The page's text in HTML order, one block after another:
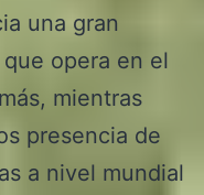
una gran
opera en el
mientras
presencia de
a nivel mundial